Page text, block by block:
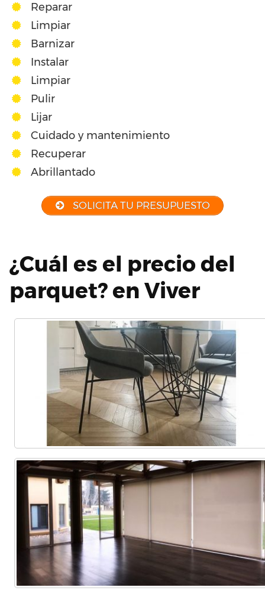
Reparar
Limpiar
Barnizar
Instalar
Limpiar
Pulir
Lijar
Cuidado y mantenimiento
Recuperar
Abrillantado
SOLICITA TU PRESUPUESTO
¿Cuál es el precio del
parquet? en Viver